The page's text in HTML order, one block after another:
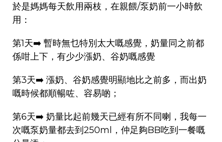
於是媽媽每天飲用兩枝，在親餵/泵奶前一小時飲
用：
第1天➡️ 暫時無乜特別太大嘅感覺，奶量同之前都
係咁上下，有少少漲奶、谷奶嘅感覺
第3天➡️ 漲奶、谷奶感覺明顯地比之前多，而出奶
嘅時候都順暢咗、容易啲；
第6天➡️ 奶量比起前幾天已經有所不同喇，我每一
次嘅泵奶量都去到250ml，仲足夠BB吃到一餐嘅